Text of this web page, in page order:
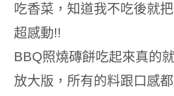
吃香菜，知道我不吃後就
超感動!!
BBQ照燒磚餅吃起來真的
放大版，所有的料跟口感